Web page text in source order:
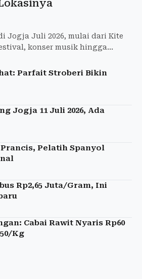
Jogja Juli 2026, mulai dari Kite
konser musik hingga
Parfait Stroberi Bikin
Jogja 11 Juli 2026, Ada
Pelatih Spanyol
Rp2,65 Juta/Gram, Ini
Cabai Rawit Nyaris Rp60
Kg